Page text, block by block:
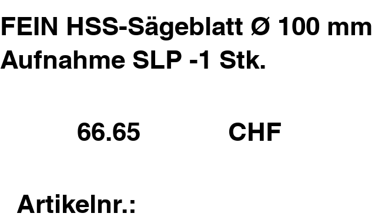
FEIN HSS-Sägeblatt Ø 100 mm
Aufnahme SLP -1 Stk.
66.65 CHF
Artikelnr.: